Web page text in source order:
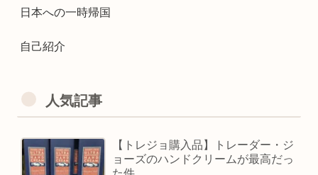
日本への一時帰国
自己紹介
人気記事
【トレジョ購入品】トレーダー・ジ
ョーズのハンドクリームが最高だっ